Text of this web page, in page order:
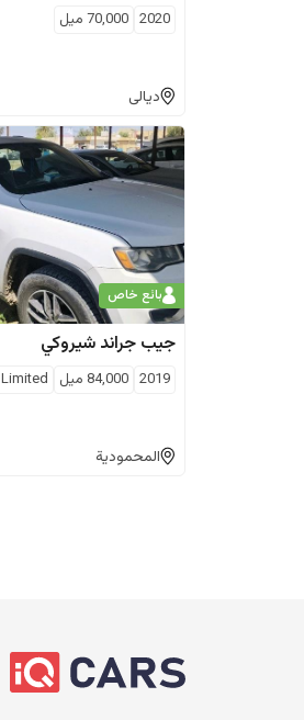
2020
70,000 ميل
ديالى
بائع خاص
جيب جراند شيروكي
2019
84,000 ميل Limited
المحمودية